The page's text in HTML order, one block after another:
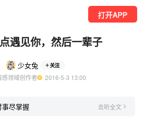
打开APP
遇见你，然后一辈子
少女兔 关注
感领域创作者
  2016-5-3 13:00
尽掌握 去听全文